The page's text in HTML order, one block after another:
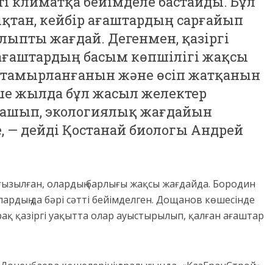
кейбір ағаштардың сарғайып
жағдай. Дегенмен, қазіргі
басым көпшілігі жақсы
тамырланғанын және өсіп жатқанын
жылда бұл жасыл желектер
ашып, экологиялық жағдайын
— дейді Қостанай биологы Андрей
олардың барлығы жақсы жағдайда. Бородин
да бәрі сәтті бейімделген. Дощанов көшесінде
қазіргі уақытта олар ауыстырылып, қалған ағаштар